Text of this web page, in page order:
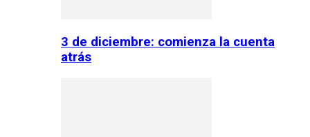
3 de diciembre: comienza la cuenta
atrás